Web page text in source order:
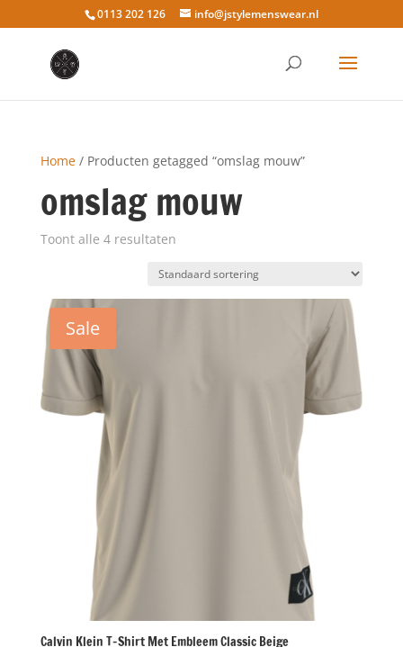
0113 202 126 info@jstylemenswear.nl
Home/ Producten getagged “omslag mouw”
omslag mouw
Toont alle 4 resultaten
Sale
Calvin Klein T-Shirt Met Embleem Classic Beige